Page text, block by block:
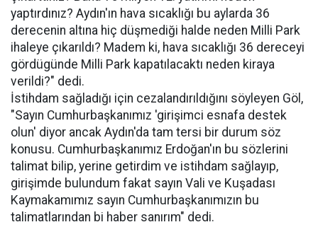
yaptırdınız? Aydın'ın hava sıcaklığı bu aylarda 36
derecenin altına hiç düşmediği halde neden Milli Park
ihaleye çıkarıldı? Madem ki, hava sıcaklığı 36 dereceyi
gördügünde Milli Park kapatılacaktı neden kiraya
verildi?" dedi.
İstihdam sağladığı için cezalandırıldığını söyleyen Göl,
"Sayın Cumhurbaşkanımız 'girişimci esnafa destek
olun' diyor ancak Aydın'da tam tersi bir durum söz
konusu. Cumhurbaşkanımız Erdoğan'ın bu sözlerini
talimat bilip, yerine getirdim ve istihdam sağlayıp,
girişimde bulundum fakat sayın Vali ve Kuşadası
Kaymakamımız sayın Cumhurbaşkanımızın bu
talimatlarından bi haber sanırım" dedi.